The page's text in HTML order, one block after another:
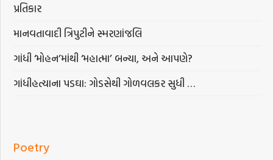
પ્રતિકાર
માનવતાવાદી ત્રિપુટીને સ્મરણાંજલિ
ગાંધી ‘મોહન’માંથી ‘મહાત્મા’ બન્યા, અને આપણે?
ગાંધીહત્યાના પડઘા: ગોડસેથી ગોળવલકર સુધી …
Poetry